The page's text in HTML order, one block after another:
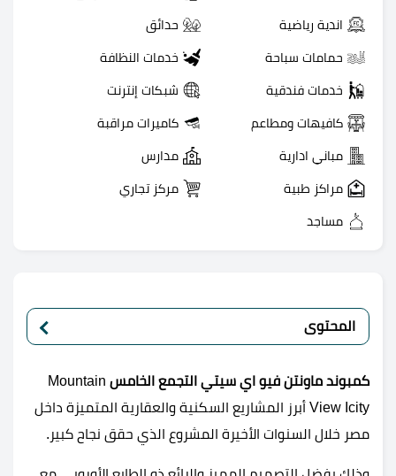
اندية رياضية حدائق
حمامات سباحة خدمات النظافة
خدمات فندقية شبكات إنترنت
كافيهات ومطاعم كاميرات مراقبة
مباني ادارية مدارس
مراكز طبية مركز تجاري
مساجد
المحتوى
كمبوند ماونتن فيو اي سيتي التجمع الخامس Mountain
View Icity أبرز المشاريع السكنية والعقارية المتميزة داخل
مصر خلال السنوات الأخيرة المشروع الذي حقق نجاح كبير.